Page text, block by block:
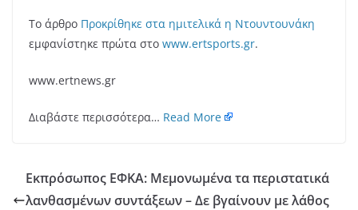
Το άρθρο Προκρίθηκε στα ημιτελικά η Ντουντουνάκη
εμφανίστηκε πρώτα στο www.ertsports.gr.
www.ertnews.gr
Διαβάστε περισσότερα… Read More
Εκπρόσωπος ΕΦΚΑ: Μεμονωμένα τα περιστατικά
λανθασμένων συντάξεων – Δε βγαίνουν με λάθος